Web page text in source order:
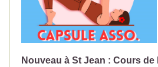
Nouveau à St Jean : Cours de